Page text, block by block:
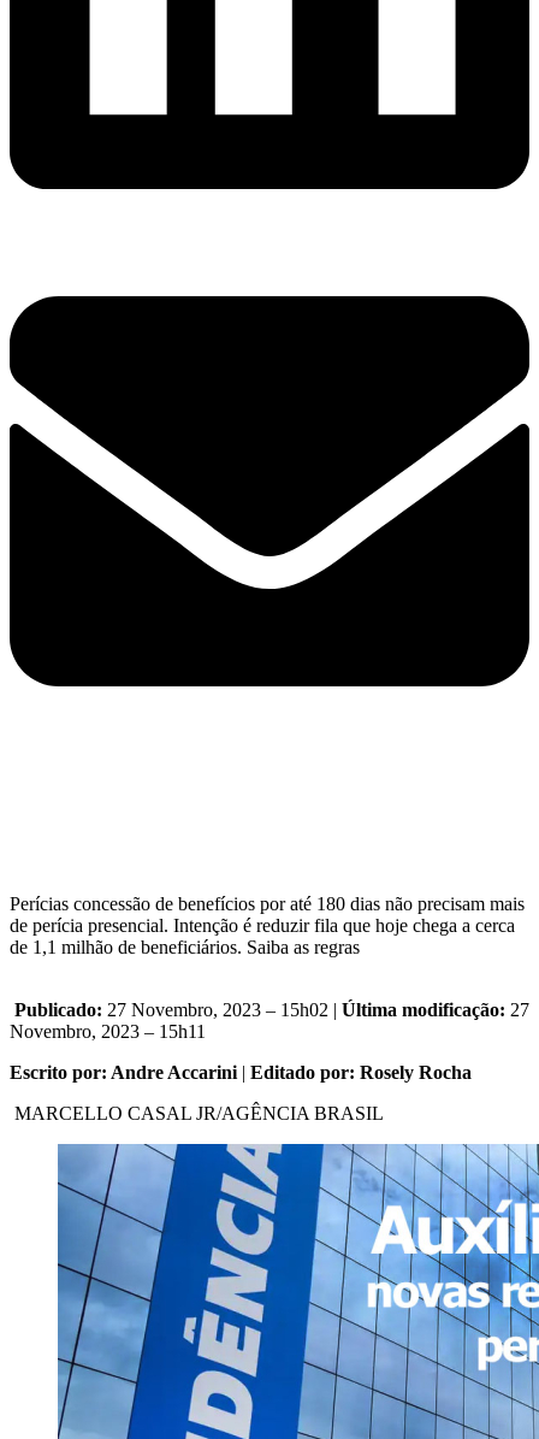
Perícias concessão de benefícios por até 180 dias não precisam mais
de perícia presencial. Intenção é reduzir fila que hoje chega a cerca
de 1,1 milhão de beneficiários. Saiba as regras
Publicado: 27 Novembro, 2023 – 15h02 | Última modificação: 27
Novembro, 2023 – 15h11
Escrito por: Andre Accarini | Editado por: Rosely Rocha
MARCELLO CASAL JR/AGÊNCIA BRASIL